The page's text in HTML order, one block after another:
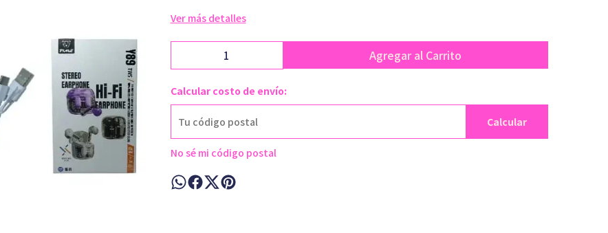
Ver más detalles
Agregar al Carrito
Calcular costo de envío:
Calcular
No sé mi código postal